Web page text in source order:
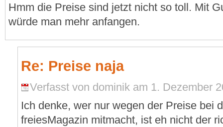
Hmm die Preise sind jetzt nicht so toll. Mit
würde man mehr anfangen.
Re: Preise naja
Verfasst von dominik am 1. Dezember
Ich denke, wer nur wegen der Preise bei
freiesMagazin mitmacht, ist eh nicht der